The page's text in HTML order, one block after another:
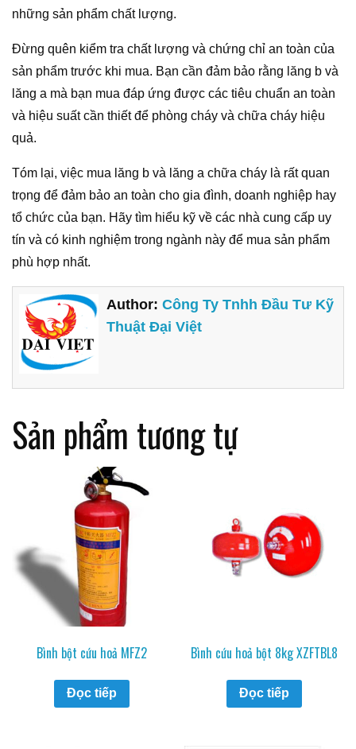
những sản phẩm chất lượng.
Đừng quên kiểm tra chất lượng và chứng chỉ an toàn của
sản phẩm trước khi mua. Bạn cần đảm bảo rằng lăng b và
lăng a mà bạn mua đáp ứng được các tiêu chuẩn an toàn
và hiệu suất cần thiết để phòng cháy và chữa cháy hiệu
quả.
Tóm lại, việc mua lăng b và lăng a chữa cháy là rất quan
trọng để đảm bảo an toàn cho gia đình, doanh nghiệp hay
tổ chức của bạn. Hãy tìm hiểu kỹ về các nhà cung cấp uy
tín và có kinh nghiệm trong ngành này để mua sản phẩm
phù hợp nhất.
Author:Công Ty Tnhh Đầu Tư Kỹ
Thuật Đại Việt
Sản phẩm tương tự
Bình bột cứu hoả MFZ2
Đọc tiếp
Bình cứu hoả bột 8kg XZFTBL8
Đọc tiếp